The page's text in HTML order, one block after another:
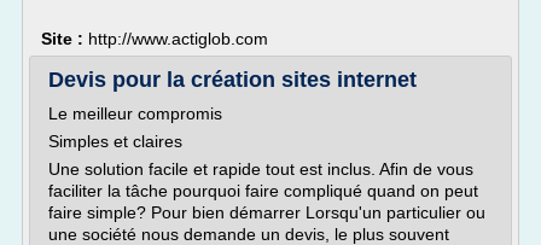
Site : http://www.actiglob.com
Devis pour la création sites internet
Le meilleur compromis
Simples et claires
Une solution facile et rapide tout est inclus. Afin de vous
faciliter la tâche pourquoi faire compliqué quand on peut
faire simple? Pour bien démarrer Lorsqu'un particulier ou
une société nous demande un devis, le plus souvent